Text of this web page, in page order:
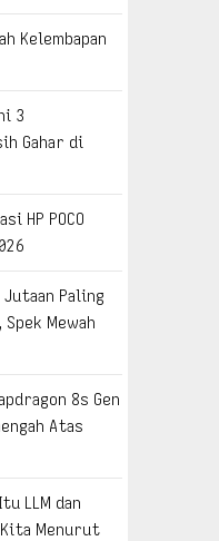
Kelembapan
3
Gahar di
HP POCO
Paling
Mewah
8s Gen
Atas
LLM dan
Kita Menurut